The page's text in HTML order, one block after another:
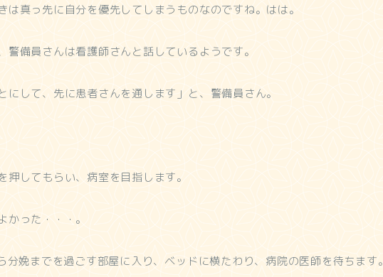
は真っ先に自分を優先してしまうものなのですね。はは。
警備員さんは看護師さんと話しているようです。
にして、先に患者さんを通します」と、警備員さん。
押してもらい、病室を目指します。
かった・・・。
分娩までを過ごす部屋に入り、ベッドに横たわり、病院の医師を待ちます。